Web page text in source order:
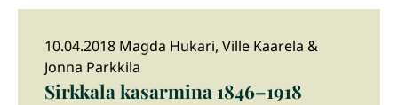
10.04.2018 Magda Hukari, Ville Kaarela &
Jonna Parkkila
Sirkkala kasarmina 1846–1918